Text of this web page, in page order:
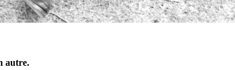
autre.